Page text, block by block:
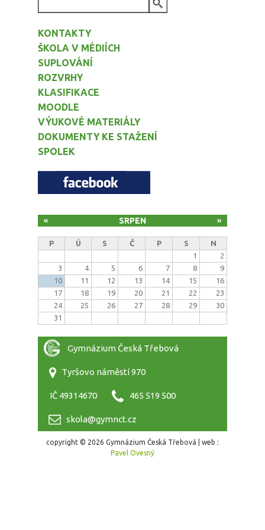
KONTAKTY
ŠKOLA V MÉDIÍCH
SUPLOVÁNÍ
ROZVRHY
KLASIFIKACE
MOODLE
VÝUKOVÉ MATERIÁLY
DOKUMENTY KE STAŽENÍ
SPOLEK
SRPEN
« »
P Ú S Č P S
N
1
2
3
4 5 6 7 8
9
10
11 12 13 14 15
16
17
18 19 20 21 22
23
24
25 26 27 28 29
30
31
Gymnázium Česká Třebová
Tyršovo náměstí 970
IČ 49314670 465 519 500
skola@gymnct.cz
copyright © 2026 Gymnázium Česká Třebová | web :
Pavel Ovesný